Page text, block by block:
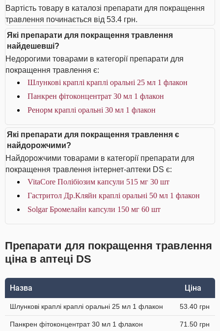
Вартість товару в каталозі препарати для покращення
травлення починається від 53.4 грн.
Які препарати для покращення травлення
найдешевші?
Недорогими товарами в категорії препарати для
покращення травлення є:
Шлункові краплі краплі оральні 25 мл 1 флакон
Панкрен фітоконцентрат 30 мл 1 флакон
Ренорм краплі оральні 30 мл 1 флакон
Які препарати для покращення травлення є
найдорожчими?
Найдорожчими товарами в категорії препарати для
покращення травлення інтернет-аптеки DS є:
VitaCore Полібіозим капсули 515 мг 30 шт
Гастритол Др.Кляйн краплі оральні 50 мл 1 флакон
Solgar Бромелайн капсули 150 мг 60 шт
Препарати для покращення травлення
ціна в аптеці DS
Назва Ціна
Шлункові краплі краплі оральні 25 мл 1 флакон 53.40 грн
Панкрен фітоконцентрат 30 мл 1 флакон 71.50 грн